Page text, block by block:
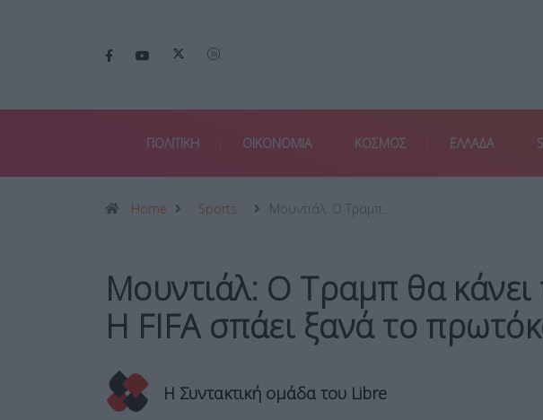
ΠΟΛΙΤΙΚΗ ΟΙΚΟΝΟΜΙΑ ΚΟΣΜΟΣ ΕΛΛΑΔΑ
Home Sports Μουντιάλ: Ο Τραμπ…
Μουντιάλ: Ο Τραμπ θα
Η FIFA σπάει ξανά το
Η Συντακτική ομάδα του Libre